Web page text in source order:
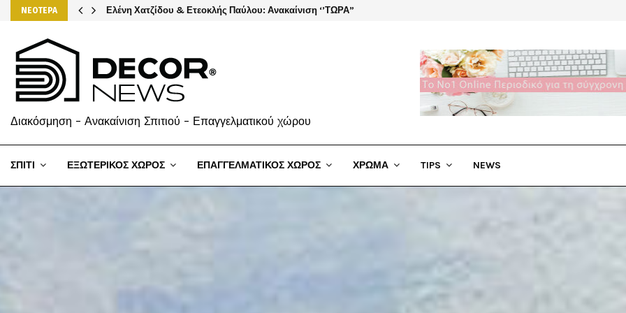
ΝΕΟΤΕΡΑ Ελένη Χατζίδου & Ετεοκλής Παύλου: Ανακαίνιση ‘’ΤΩΡΑ”
Διακόσμηση - Ανακαίνιση Σπιτιού - Επαγγελματικού χώρου
ΣΠΙΤΙ ΕΞΩΤΕΡΙΚΟΣ ΧΩΡΟΣ ΕΠΑΓΓΕΛΜΑΤΙΚΟΣ ΧΩΡΟΣ ΧΡΩΜΑ TIPS NEWS